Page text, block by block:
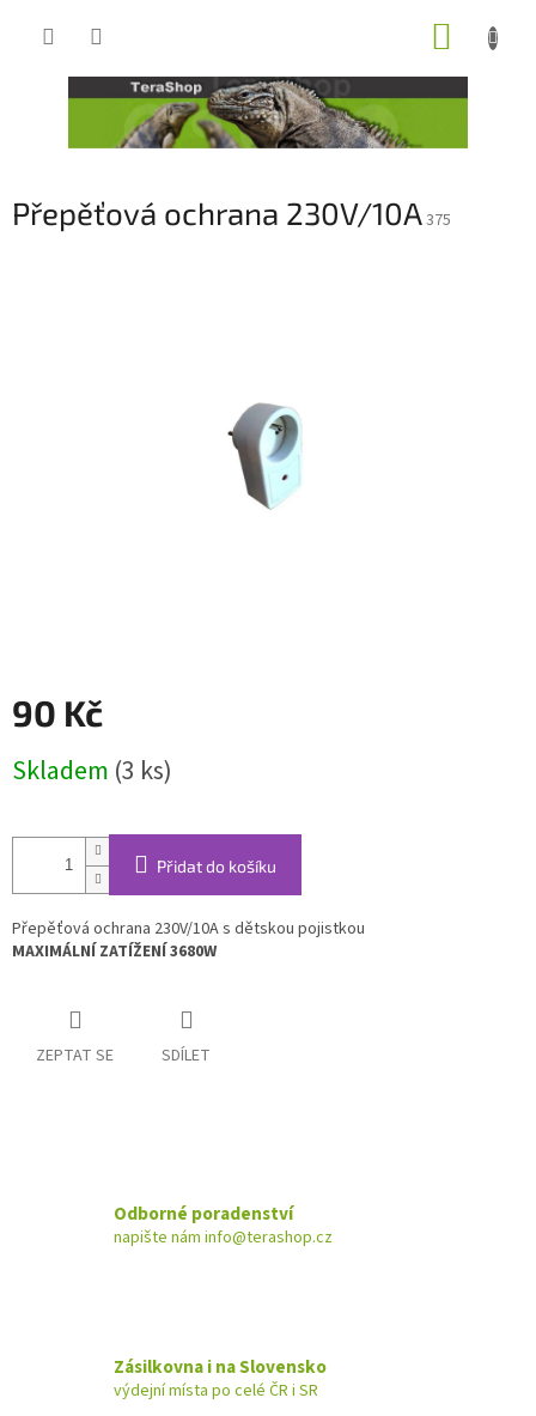
Přepěťová ochrana 230V/10A375
90 Kč
cena:
Skladem (3 ks)
Přidat do košíku
Přepěťová ochrana 230V/10A s dětskou pojistkou
MAXIMÁLNÍ ZATÍŽENÍ 3680W
ZEPTAT SE SDÍLET
Odborné poradenství
napište nám info@terashop.cz
Zásilkovna i na Slovensko
výdejní místa po celé ČR i SR